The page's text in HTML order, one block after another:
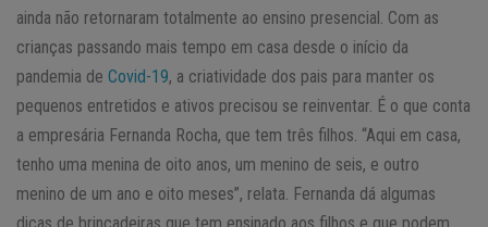
ainda não retornaram totalmente ao ensino presencial. Com as
crianças passando mais tempo em casa desde o início da
pandemia de Covid-19, a criatividade dos pais para manter os
pequenos entretidos e ativos precisou se reinventar. É o que conta
a empresária Fernanda Rocha, que tem três filhos. “Aqui em casa,
tenho uma menina de oito anos, um menino de seis, e outro
menino de um ano e oito meses”, relata. Fernanda dá algumas
dicas de brincadeiras que tem ensinado aos filhos e que podem